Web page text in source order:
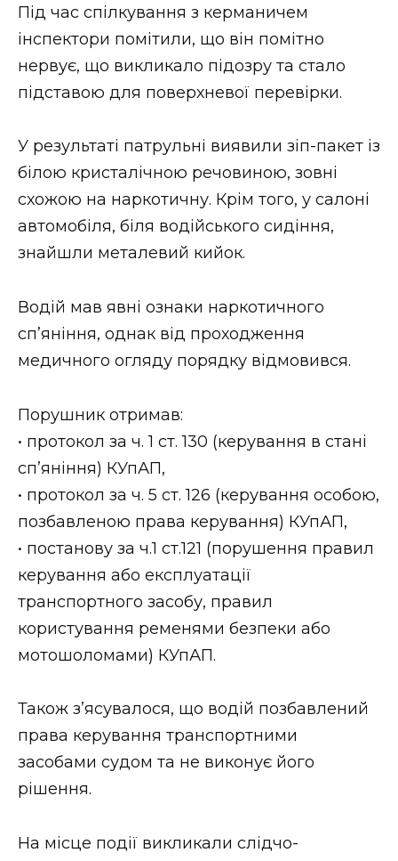
ЗАКАРПАТСЬКІ НОВИНИ
НОВИНИ ЗАХІДНОЇ УКРАЇНИ
ВІДЕО
Під час спілкування з керманичем
інспектори помітили, що він помітно
нервує, що викликало підозру та стало
підставою для поверхневої перевірки.
У результаті патрульні виявили зіп-пакет із
білою кристалічною речовиною, зовні
схожою на наркотичну. Крім того, у салоні
автомобіля, біля водійського сидіння,
знайшли металевий кийок.
Водій мав явні ознаки наркотичного
сп’яніння, однак від проходження
медичного огляду порядку відмовився.
Порушник отримав:
• протокол за ч. 1 ст. 130 (керування в стані
сп’яніння) КУпАП,
• протокол за ч. 5 ст. 126 (керування особою,
позбавленою права керування) КУпАП,
• постанову за ч.1 ст.121 (порушення правил
керування або експлуатації
транспортного засобу, правил
користування ременями безпеки або
мотошоломами) КУпАП.
Також зʼясувалося, що водій позбавлений
права керування транспортними
засобами судом та не виконує його
рішення.
На місце події викликали слідчо-